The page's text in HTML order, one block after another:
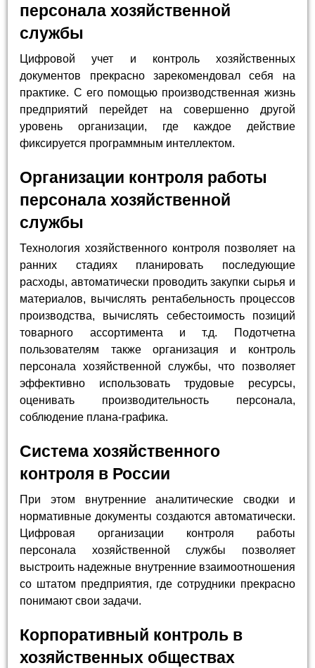
персонала хозяйственной
службы
Цифровой учет и контроль хозяйственных
документов прекрасно зарекомендовал себя на
практике. С его помощью производственная жизнь
предприятий перейдет на совершенно другой
уровень организации, где каждое действие
фиксируется программным интеллектом.
Организации контроля работы
персонала хозяйственной
службы
Технология хозяйственного контроля позволяет на
ранних стадиях планировать последующие
расходы, автоматически проводить закупки сырья и
материалов, вычислять рентабельность процессов
производства, вычислять себестоимость позиций
товарного ассортимента и т.д. Подотчетна
пользователям также организация и контроль
персонала хозяйственной службы, что позволяет
эффективно использовать трудовые ресурсы,
оценивать производительность персонала,
соблюдение плана-графика.
Система хозяйственного
контроля в России
При этом внутренние аналитические сводки и
нормативные документы создаются автоматически.
Цифровая организации контроля работы
персонала хозяйственной службы позволяет
выстроить надежные внутренние взаимоотношения
со штатом предприятия, где сотрудники прекрасно
понимают свои задачи.
Корпоративный контроль в
хозяйственных обществах